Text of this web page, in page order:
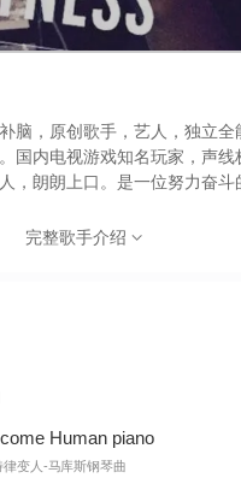
脑，原创歌手，艺人，独立全
国内电视游戏知名玩家，声线
，朗朗上口。是一位努力奋斗
《晨曦的金色曙光》！
完整歌手介绍
Human piano
变人-马库斯钢琴曲